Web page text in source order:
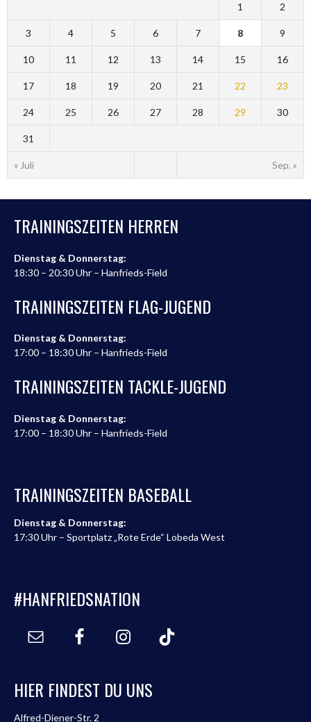
« Juli Sep. »
1 2
3 4 5 6 7 8 9
10 11 12 13 14 15 16
17 18 19 20 21 22 23
24 25 26 27 28 29 30
31
TRAININGSZEITEN HERREN
Dienstag & Donnerstag:
18:30 – 20:30 Uhr – Hanfrieds-Field
TRAININGSZEITEN FLAG-JUGEND
Dienstag & Donnerstag:
17:00 – 18:30 Uhr – Hanfrieds-Field
TRAININGSZEITEN TACKLE-JUGEND
Dienstag & Donnerstag:
17:00 – 18:30 Uhr – Hanfrieds-Field
TRAININGSZEITEN BASEBALL
Dienstag & Donnerstag:
17:30 Uhr – Sportplatz „Rote Erde“ Lobeda West
#HANFRIEDSNATION
HIER FINDEST DU UNS
Alfred-Diener-Str. 2